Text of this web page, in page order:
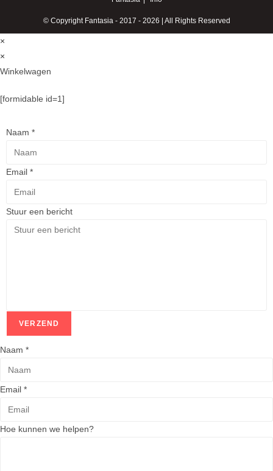
© Copyright Fantasia - 2017 - 2026 | All Rights Reserved
×
×
Winkelwagen
[formidable id=1]
Naam *
Email *
Stuur een bericht
VERZEND
Naam *
Email *
Hoe kunnen we helpen?